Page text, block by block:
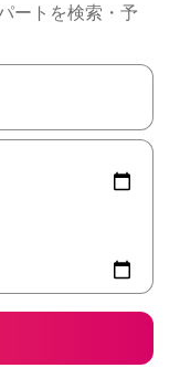
ートを検索・予
を使って移動するか